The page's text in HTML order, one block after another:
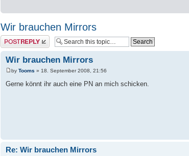
Wir brauchen Mirrors
Post a reply
Wir brauchen Mirrors
by Tooms » 18. September 2008, 21:56
Gerne könnt ihr auch eine PN an mich schicken.
Re: Wir brauchen Mirrors